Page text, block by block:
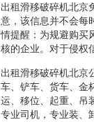
出租滑移破碎机北京
意，该信息并不会每
情提醒：为规避购买
核的企业。对于侵权
出租滑移破碎机北京
车、铲车、货车、金
运、移位、起重、吊
专业司机，专业装、